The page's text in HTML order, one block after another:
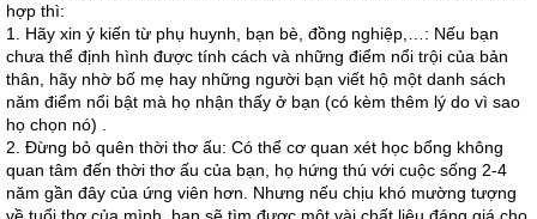
hợp thì:
1. Hãy xin ý kiến từ phụ huynh, bạn bè, đồng nghiệp,…: Nếu bạn
chưa thể định hình được tính cách và những điểm nổi trội của bản
thân, hãy nhờ bố mẹ hay những người bạn viết hộ một danh sách
năm điểm nổi bật mà họ nhận thấy ở bạn (có kèm thêm lý do vì sao
họ chọn nó) .
2. Đừng bỏ quên thời thơ ấu: Có thể cơ quan xét học bổng không
quan tâm đến thời thơ ấu của bạn, họ hứng thú với cuộc sống 2-4
năm gần đây của ứng viên hơn. Nhưng nếu chịu khó mường tượng